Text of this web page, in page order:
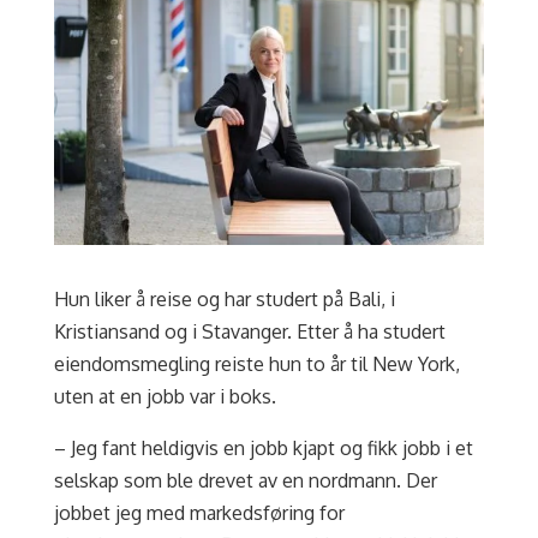
Hun liker å reise og har studert på Bali, i
Kristiansand og i Stavanger. Etter å ha studert
eiendomsmegling reiste hun to år til New York,
uten at en jobb var i boks.
– Jeg fant heldigvis en jobb kjapt og fikk jobb i et
selskap som ble drevet av en nordmann. Der
jobbet jeg med markedsføring for